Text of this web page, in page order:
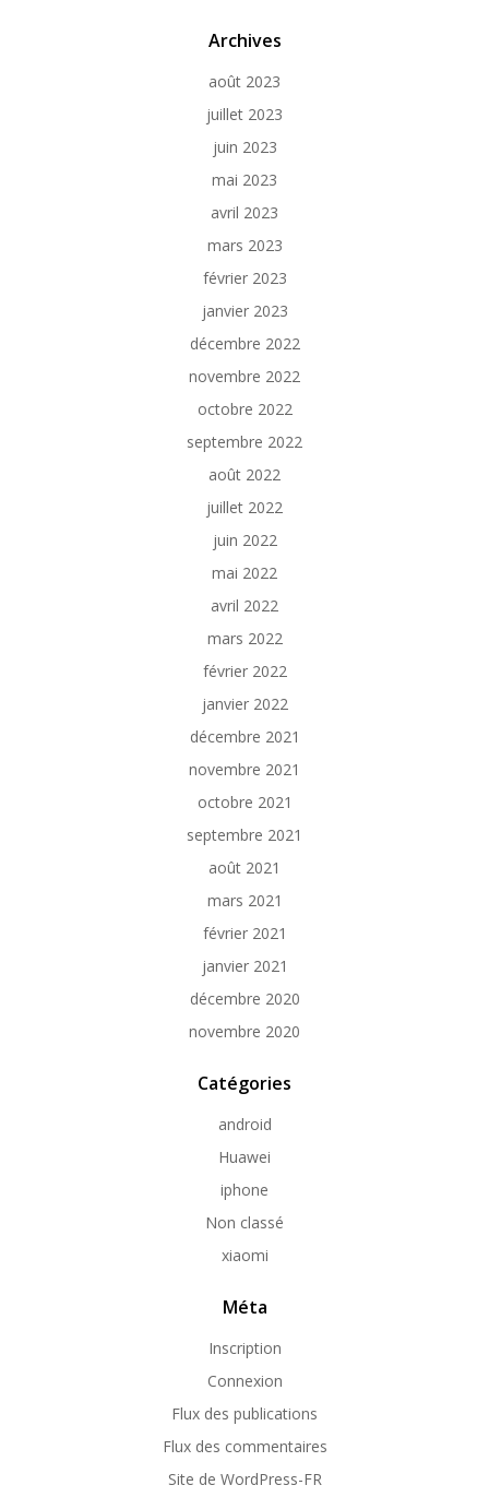
Archives
août 2023
juillet 2023
juin 2023
mai 2023
avril 2023
mars 2023
février 2023
janvier 2023
décembre 2022
novembre 2022
octobre 2022
septembre 2022
août 2022
juillet 2022
juin 2022
mai 2022
avril 2022
mars 2022
février 2022
janvier 2022
décembre 2021
novembre 2021
octobre 2021
septembre 2021
août 2021
mars 2021
février 2021
janvier 2021
décembre 2020
novembre 2020
Catégories
android
Huawei
iphone
Non classé
xiaomi
Méta
Inscription
Connexion
Flux des publications
Flux des commentaires
Site de WordPress-FR